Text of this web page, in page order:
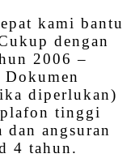
kami bantu
dengan
2006 –
Dokumen
diperlukan)
tinggi
dan angsuran
4 tahun.